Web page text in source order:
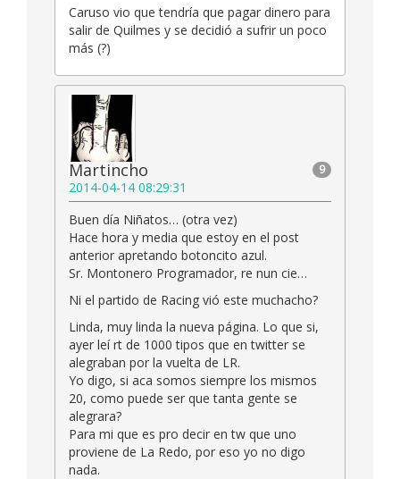
Caruso vio que tendría que pagar dinero para
salir de Quilmes y se decidió a sufrir un poco
más (?)
9
Martincho
2014-04-14 08:29:31
Buen día Niñatos… (otra vez)
Hace hora y media que estoy en el post
anterior apretando botoncito azul.
Sr. Montonero Programador, re nun cie…
Ni el partido de Racing vió este muchacho?
Linda, muy linda la nueva página. Lo que si,
ayer leí rt de 1000 tipos que en twitter se
alegraban por la vuelta de LR.
Yo digo, si aca somos siempre los mismos
20, como puede ser que tanta gente se
alegrara?
Para mi que es pro decir en tw que uno
proviene de La Redo, por eso yo no digo
nada.